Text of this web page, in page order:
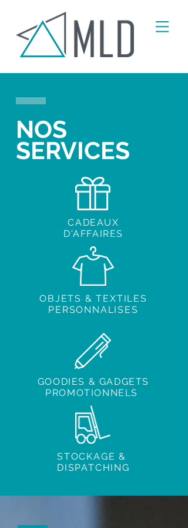
NOS
SERVICES
CADEAUX
D'AFFAIRES
OBJETS & TEXTILES
PERSONNALISES
GOODIES & GADGETS
PROMOTIONNELS
STOCKAGE &
DISPATCHING